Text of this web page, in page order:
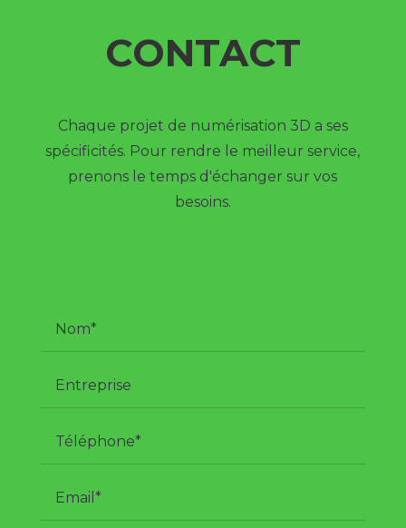
CONTACT
Chaque projet de numérisation 3D a ses
spécificités. Pour rendre le meilleur service,
prenons le temps d'échanger sur vos
besoins.